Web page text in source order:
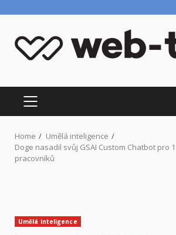
content
PRIMARY
MENU
Home
Umělá inteligence
Doge nasadil svůj GSAI Custom Chatbot pro
pracovníků
Umělá inteligence